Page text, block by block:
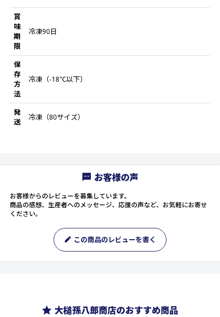
賞
味
期
限
冷凍90日
保
存
方
法
冷凍（-18℃以下）
発
送
冷凍（80サイズ）
お客様の声
お客様からのレビューを募集しています。
商品の感想、生産者へのメッセージ、応援の声など、お気軽にお寄せ
ください。
この商品のレビューを書く
大槌孫八郎商店のおすすめ商品